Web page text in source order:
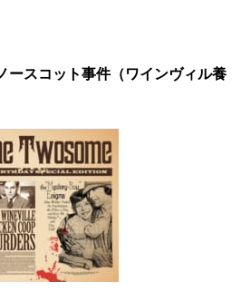
スコット事件（ワインヴィル養